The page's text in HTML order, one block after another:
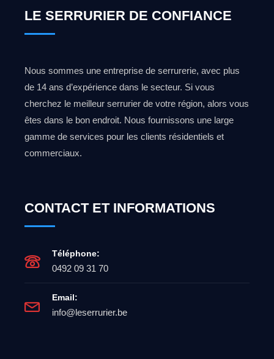
LE SERRURIER DE CONFIANCE
Nous sommes une entreprise de serrurerie, avec plus
de 14 ans d’expérience dans le secteur. Si vous
cherchez le meilleur serrurier de votre région, alors vous
êtes dans le bon endroit. Nous fournissons une large
gamme de services pour les clients résidentiels et
commerciaux.
CONTACT ET INFORMATIONS
Téléphone:
0492 09 31 70
Email:
info@leserrurier.be